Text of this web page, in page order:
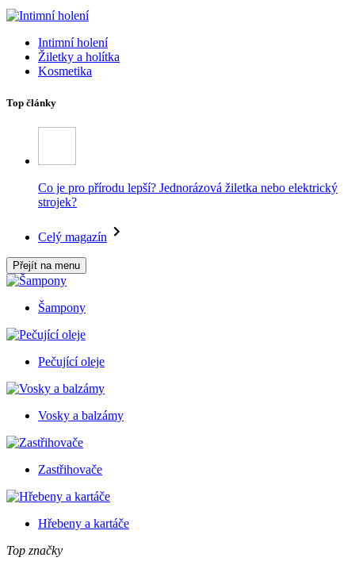
Intimní holení
Žiletky a holítka
Kosmetika
Top články
Co je pro přírodu lepší? Jednorázová žiletka nebo elektrický
strojek?
Celý magazín
Přejít na menu
Šampony
Pečující oleje
Vosky a balzámy
Zastřihovače
Hřebeny a kartáče
Top značky